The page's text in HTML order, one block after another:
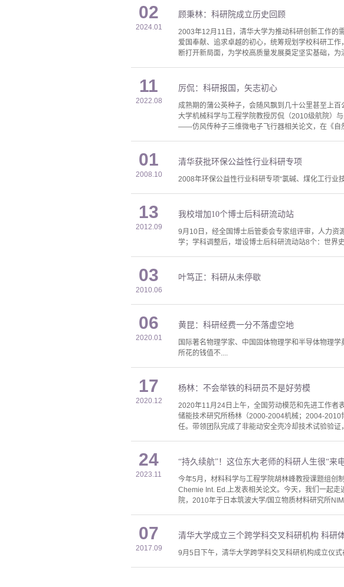
02
2024.01
顾秉林：科研院成立历史回顾
2003年12月11日，清华大学为推动科研创新工作的
爱国奉献、追求卓越的初心，统筹规划学校科研工
断打开新局面，为学校高质量发展奠定坚实基础，
11
2022.08
厉侃：科研报国，矢志初心
成熟期的蒲公英种子，会随风飘到几十公里甚至上
大学机械科学与工程学院教授厉侃（2010级航院）
——仿风传种子三维微电子飞行器相关论文，在《自
01
2008.10
清华获批环保公益性行业科研专项
2008年环保公益性行业科研专项“氯碱、煤化工行业
13
2012.09
我校增加10个博士后科研流动站
9月10日，经全国博士后管委会专家组评审，人力
学；学科调整后，增设博士后科研流动站8个：世界
03
2010.06
叶笃正：科研从未停歇
06
2020.01
黄昆：科研经费一分不落虚空地
国际著名物理学家、中国固体物理学和半导体物理
所花的钱值不....
17
2020.12
杨林：不会举铁的科研员不是好劳模
2020年11月24日上午，全国劳动模范和先进工作者
储能技术研究所杨林（2000-2004机械；2004-
任。带领团队完成了非能动安全壳冷却技术试验验
24
2023.11
“持久续航”！这位东大老师的科研人生很“来
今年5月，材料科学与工程学院胡林峰教授课题组创
Chemie Int. Ed.上发表相关论文。今天，我们一起
院，2010年于日本筑波大学/国立物质材料研究所
07
2017.09
清华大学成立三个跨学科交叉科研机构 科研
9月5日下午，清华大学跨学科交叉科研机构成立仪式